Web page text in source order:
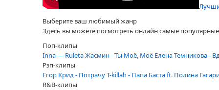
Выберите ваш любимый жанр
Здесь вы можете посмотреть онлайн самые
Поп-клипы
Inna — RuletaЖасмин - Ты Моё, Моё Елена Темникова -
Рэп-клипы
Егор Крид - ПотрачуT-killah - Папа Баста ft. Полина
R&B-клипы